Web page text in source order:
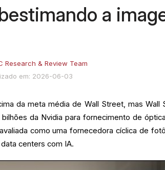
a
Research & Review Team
em: 2026-06-03
da meta média de Wall Street, mas Wall
da Nvidia para fornecimento de
como uma fornecedora cíclica de
centers com IA.